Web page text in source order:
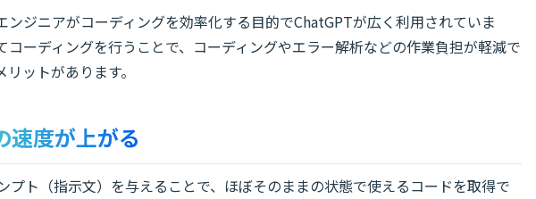
ンジニアがコーディングを効率化する目的でChatGPTが広く利用されていま
コーディングを行うことで、コーディングやエラー解析などの作業負担が軽減で
ットがあります。
速度が上がる
プト（指示文）を与えることで、ほぼそのままの状態で使えるコードを取得で